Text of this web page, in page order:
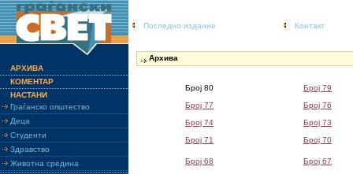
Последно издание Контакт
АРХИВА
КОМЕНТАР
НАСТАНИ
Граѓанско општество
Деца
Студенти
Здравство
Животна средина
Архива
Број 80
Број 77
Број 74
Број 71
Број 68
Број 79
Број 76
Број 73
Број 70
Број 67